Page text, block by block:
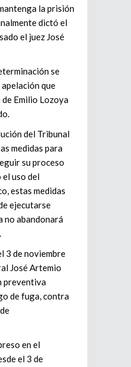
la prisión
dictó el
el juez José
se
que
Emilio Lozoya
del Tribunal
medidas para
su proceso
el uso del
estas medidas
ejecutarse
no abandonará
3 de noviembre
José Artemio
preventiva
de fuga, contra
en el
el 3 de